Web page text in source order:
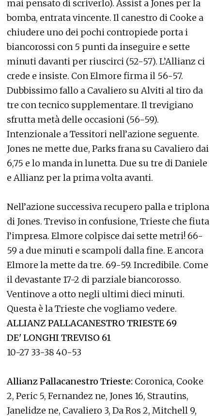
mai pensato di scriverlo). Assist a Jones per la
bomba, entrata vincente. Il canestro di Cooke a
chiudere uno dei pochi contropiede porta i
biancorossi con 5 punti da inseguire e sette
minuti davanti per riuscirci (52-57). L’Allianz ci
crede e insiste. Con Elmore firma il 56-57.
Dubbissimo fallo a Cavaliero su Alviti al tiro da
tre con tecnico supplementare. Il trevigiano
sfrutta metà delle occasioni (56-59).
Intenzionale a Tessitori nell’azione seguente.
Jones ne mette due, Parks frana su Cavaliero dai
6,75 e lo manda in lunetta. Due su tre di Daniele
e Allianz per la prima volta avanti.
Nell’azione successiva recupero palla e triplona
di Jones. Treviso in confusione, Trieste che fiuta
l’impresa. Elmore colpisce dai sette metri! 66-
59 a due minuti e scampoli dalla fine. E ancora
Elmore la mette da tre. 69-59. Incredibile. Come
il devastante 17-2 di parziale biancorosso.
Ventinove a otto negli ultimi dieci minuti.
Questa è la Trieste che vogliamo vedere.
ALLIANZ PALLACANESTRO TRIESTE 69
DE' LONGHI TREVISO 61
10-27 33-38 40-53
Allianz Pallacanestro Trieste: Coronica, Cooke
2, Peric 5, Fernandez ne, Jones 16, Strautins,
Janelidze ne, Cavaliero 3, Da Ros 2, Mitchell 9,